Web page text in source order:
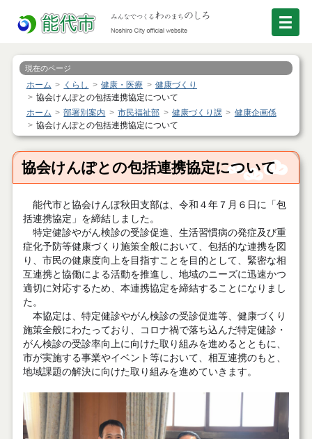
現在のページ
ホーム くらし 健康・医療
健康づくり
協会けんぽとの包括連携協定について
ホーム
部署別案内 市民福祉部 健康づくり課
健康企画係
協会けんぽとの包括連携協定について
協会けんぽとの包括連携協定について
能代市と協会けんぽ秋田支部は、令和４年７月６日に「包
括連携協定」を締結しました。
特定健診やがん検診の受診促進、生活習慣病の発症及び重
症化予防等健康づくり施策全般において、包括的な連携を図
り、市民の健康度向上を目指すことを目的として、緊密な相
互連携と協働による活動を推進し、地域のニーズに迅速かつ
適切に対応するため、本連携協定を締結することになりまし
た。
本協定は、特定健診やがん検診の受診促進等、健康づくり
施策全般にわたっており、コロナ禍で落ち込んだ特定健診・
がん検診の受診率向上に向けた取り組みを進めるとともに、
市が実施する事業やイベント等において、相互連携のもと、
地域課題の解決に向けた取り組みを進めていきます。